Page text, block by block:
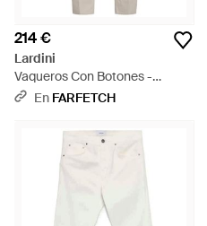
214 €
Lardini
Vaqueros Con Botones -
Neutro
En FARFETCH